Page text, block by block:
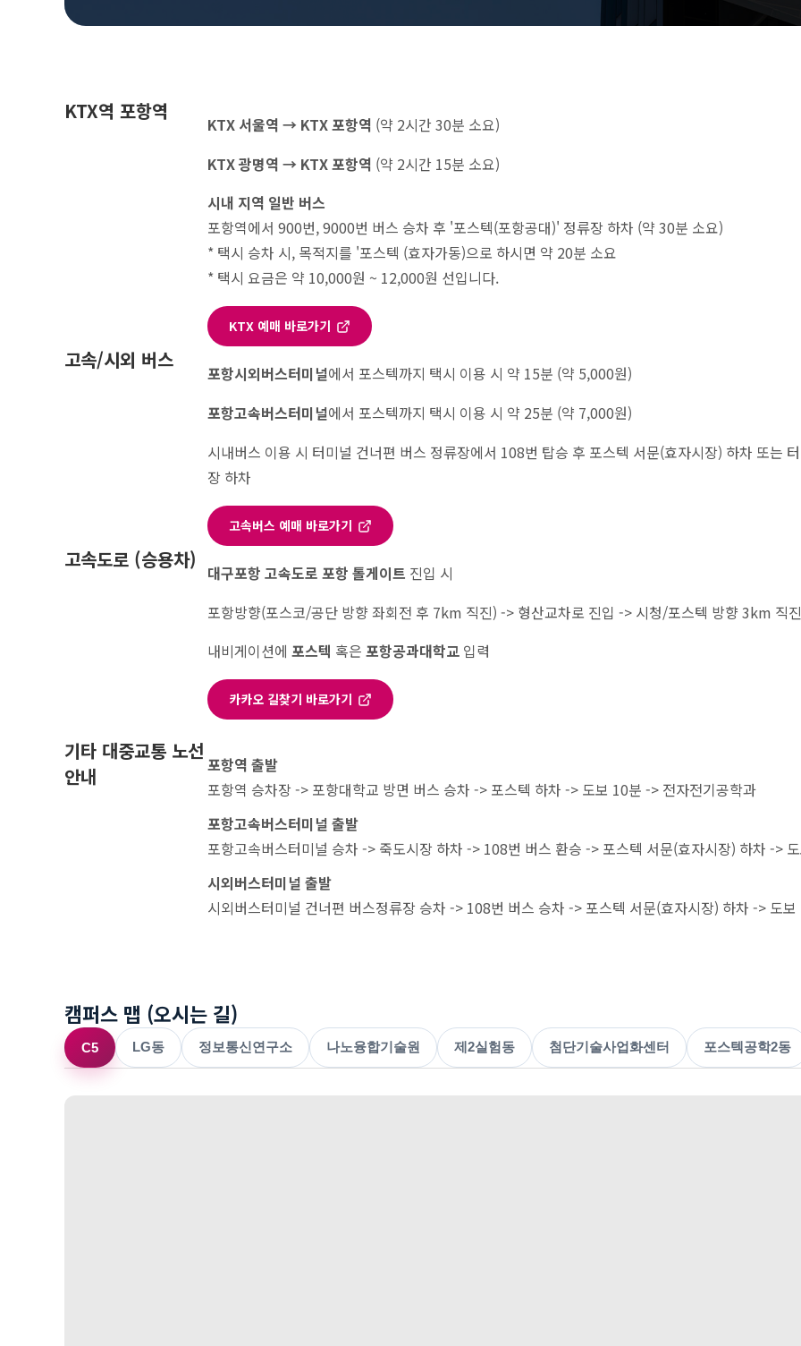
KTX역 포항역
KTX 서울역 → KTX 포항역 (약 2시간 30분 소요)
KTX 광명역 → KTX 포항역 (약 2시간 15분 소요)
시내 지역 일반 버스
포항역에서 900번, 9000번 버스 승차 후 '포스텍(포항공대)' 정류장 하차 (약 30분 소요)
* 택시 승차 시, 목적지를 '포스텍 (효자가동)으로 하시면 약 20분 소요
* 택시 요금은 약 10,000원 ~ 12,000원 선입니다.
KTX 예매 바로가기
고속/시외 버스
포항시외버스터미널에서 포스텍까지 택시 이용 시 약 15분 (약 5,000원)
포항고속버스터미널에서 포스텍까지 택시 이용 시 약 25분 (약 7,000원)
시내버스 이용 시 터미널 건너편 버스 정류장에서 108번 탑승 후 포스텍 서문(효자시장) 하차 또는
장 하차
고속버스 예매 바로가기
고속도로 (승용차)
대구포항 고속도로 포항 톨게이트 진입 시
포항방향(포스코/공단 방향 좌회전 후 7km 직진) -> 형산교차로 진입 -> 시청/포스텍 방향 3km 직진
내비게이션에 포스텍 혹은 포항공과대학교 입력
카카오 길찾기 바로가기
기타 대중교통 노선
안내
포항역 출발
포항역 승차장 -> 포항대학교 방면 버스 승차 -> 포스텍 하차 -> 도보 10분 -> 전자전기공학과
포항고속버스터미널 출발
포항고속버스터미널 승차 -> 죽도시장 하차 -> 108번 버스 환승 -> 포스텍 서문(효자시장) 하차 ->
시외버스터미널 출발
시외버스터미널 건너편 버스정류장 승차 -> 108번 버스 승차 -> 포스텍 서문(효자시장) 하차 -> 도
캠퍼스 맵 (오시는 길)
C5 LG동 정보통신연구소 나노융합기술원 제2실험동 첨단기술사업화센터 포스텍공학2동